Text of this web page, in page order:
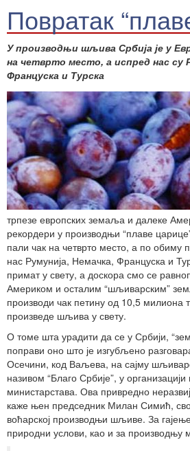
Повратак
У производњи шљива Србија је у
на четврто место, а испред нас су
Француска и Турска
трпезе европских земаља и далеке
рекордери у производњи “плаве
пали чак на четврто место, а по обиму
нас Румунија, Немачка, Француска и
примат у свету, а доскора смо се
Америком и осталим “шљиварским”
производи чак петину од 10,5 милиона
произведе шљива у свету.
О томе шта урадити да се у Србији,
поправи оно што је изгубљено
Осечини, код Ваљева, на сајму
називом “Благо Србије”, у
министарстава. Ова привредно
каже њен председник Милан Симић,
воћарској производњи шљиве. За
природни услови, као и за производњу